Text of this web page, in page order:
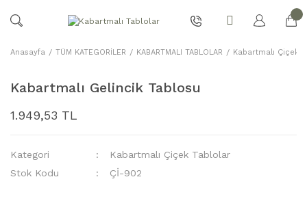
Anasayfa TÜM KATEGORİLER KABARTMALI TABLOLAR Kabartmalı Çiçek
Kabartmalı Gelincik Tablosu
1.949,53 TL
Kategori
Kabartmalı Çiçek Tablolar
Stok Kodu
Çİ-902